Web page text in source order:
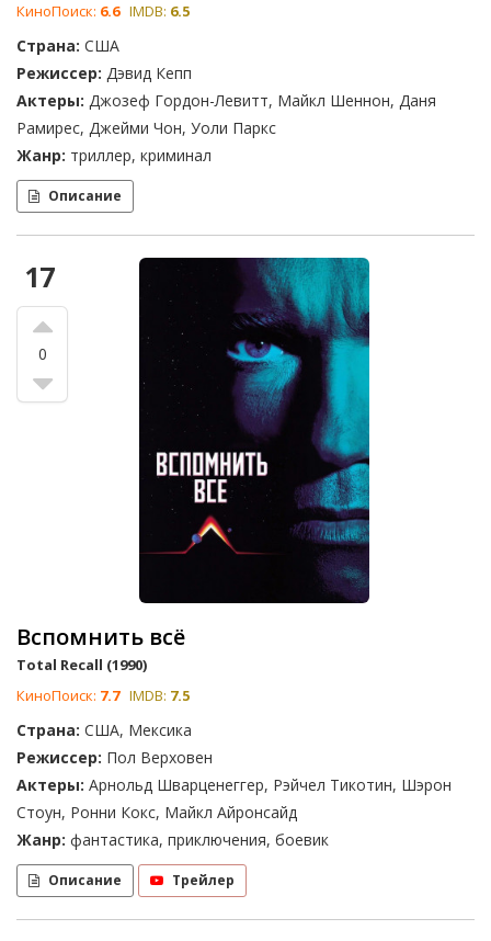
КиноПоиск: 6.6 IMDB: 6.5
Страна: США
Режиссер: Дэвид Кепп
Актеры: Джозеф Гордон-Левитт, Майкл Шеннон, Даня
Рамирес, Джейми Чон, Уоли Паркс
Жанр: триллер, криминал
Описание
17
0
Вспомнить всё
Total Recall (1990)
КиноПоиск: 7.7 IMDB: 7.5
Страна: США, Мексика
Режиссер: Пол Верховен
Актеры: Арнольд Шварценеггер, Рэйчел Тикотин, Шэрон
Стоун, Ронни Кокс, Майкл Айронсайд
Жанр: фантастика, приключения, боевик
Описание Трейлер